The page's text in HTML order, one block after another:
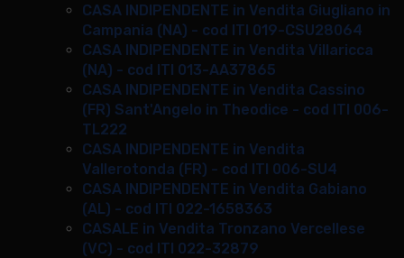
CASA INDIPENDENTE in Vendita Giugliano in
Campania (NA) - cod ITI 019-CSU28064
CASA INDIPENDENTE in Vendita Villaricca
(NA) - cod ITI 013-AA37865
CASA INDIPENDENTE in Vendita Cassino
(FR) Sant'Angelo in Theodice - cod ITI 006-
TL222
CASA INDIPENDENTE in Vendita
Vallerotonda (FR) - cod ITI 006-SU4
CASA INDIPENDENTE in Vendita Gabiano
(AL) - cod ITI 022-1658363
CASALE in Vendita Tronzano Vercellese
(VC) - cod ITI 022-32879